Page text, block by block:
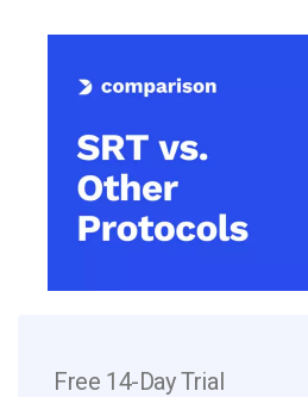
Free 14-Day Trial